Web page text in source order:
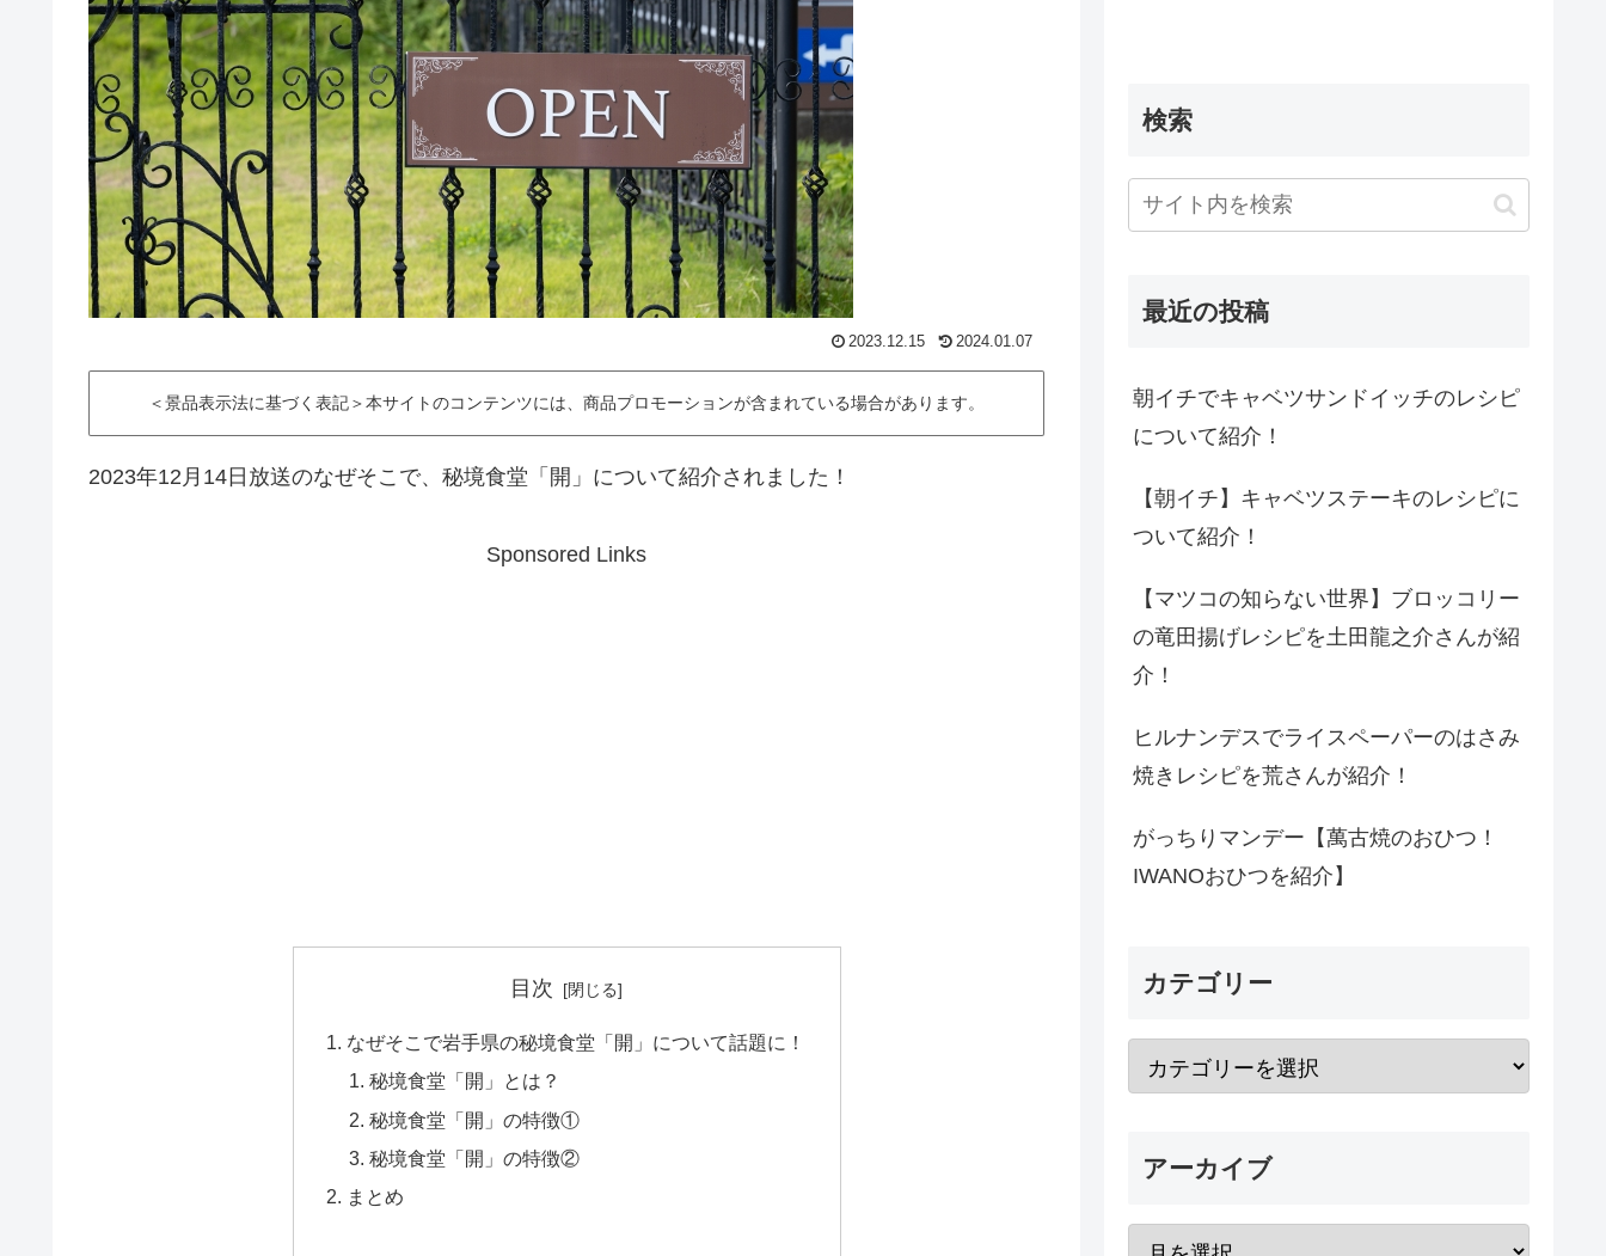
2023.12.15 2024.01.07
＜景品表示法に基づく表記＞本サイトのコンテンツには、商品プロモーションが含まれている場合があります。
2023年12月14日放送のなぜそこで、秘境食堂「開」について紹介されました！
Sponsored Links
目次
なぜそこで岩手県の秘境食堂「開」について話題に！
秘境食堂「開」とは？
秘境食堂「開」の特徴①
秘境食堂「開」の特徴②
まとめ
検索
最近の投稿
朝イチでキャベツサンドイッチのレシピ
について紹介！
【朝イチ】キャベツステーキのレシピに
ついて紹介！
【マツコの知らない世界】ブロッコリー
の竜田揚げレシピを土田龍之介さんが紹
介！
ヒルナンデスでライスペーパーのはさみ
焼きレシピを荒さんが紹介！
がっちりマンデー【萬古焼のおひつ！
IWANOおひつを紹介】
カテゴリー
アーカイブ